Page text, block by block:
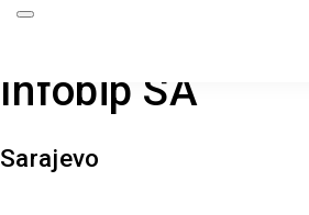
Infobip SA
Sarajevo